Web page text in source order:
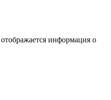
информация о